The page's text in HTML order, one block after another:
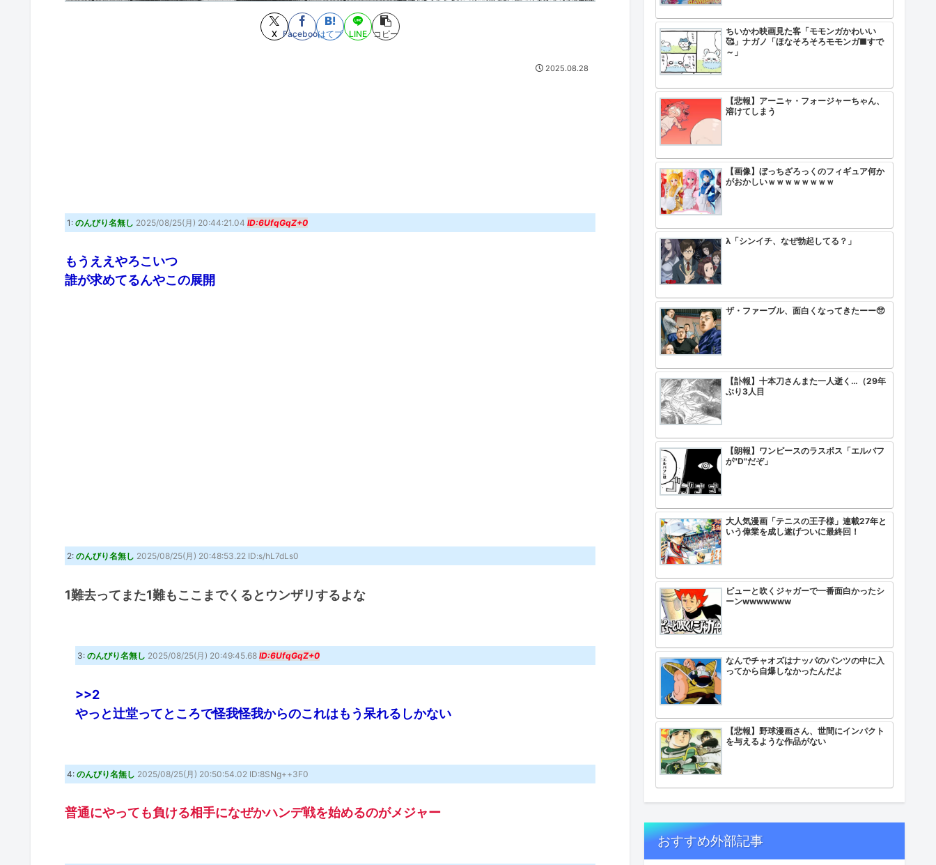
X Facebookはてブ LINE コピー
2025.08.28
1: のんびり名無し 2025/08/25(月) 20:44:21.04 ID:6UfqGqZ+0
もうええやろこいつ
誰が求めてるんやこの展開
2: のんびり名無し 2025/08/25(月) 20:48:53.22 ID:s/hL7dLs0
1難去ってまた1難もここまでくるとウンザリするよな
3: のんびり名無し 2025/08/25(月) 20:49:45.68 ID:6UfqGqZ+0
>>2
やっと辻堂ってところで怪我怪我からのこれはもう呆れるしかない
4: のんびり名無し 2025/08/25(月) 20:50:54.02 ID:8SNg++3F0
普通にやっても負ける相手になぜかハンデ戦を始めるのがメジャー
ちいかわ映画見た客「モモンガかわいい
🥰」ナガノ「ほなそろそろモモンガ■すで
～」
【悲報】アーニャ・フォージャーちゃん、
溶けてしまう
【画像】ぼっちざろっくのフィギュア何か
がおかしいｗｗｗｗｗｗｗｗ
λ「シンイチ、なぜ勃起してる？」
ザ・ファーブル、面白くなってきたーー🥺
【訃報】十本刀さんまた一人逝く…（29年
ぶり3人目
【朗報】ワンピースのラスボス「エルバフ
が"D"だぞ」
大人気漫画「テニスの王子様」連載27年と
いう偉業を成し遂げついに最終回！
ピューと吹くジャガーで一番面白かったシ
ーンwwwwwww
なんでチャオズはナッパのパンツの中に入
ってから自爆しなかったんだよ
【悲報】野球漫画さん、世間にインパクト
を与えるような作品がない
おすすめ外部記事